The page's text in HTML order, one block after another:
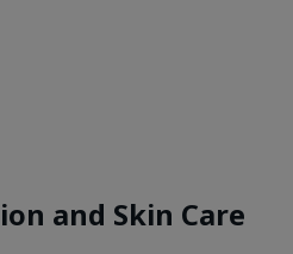
and Skin Care